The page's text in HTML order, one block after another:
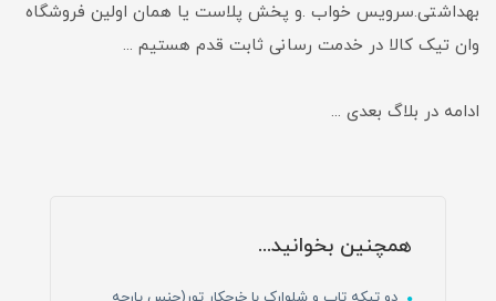
بهداشتی.سرویس خواب .و پخش پلاست یا همان اولین فروشگاه
وان تیک کالا در خدمت رسانی ثابت قدم هستیم ...
ادامه در بلاگ بعدی ...
همچنین بخوانید...